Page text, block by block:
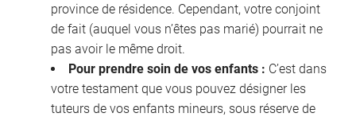
province de résidence. Cependant, votre conjoint
de fait (auquel vous n’êtes pas marié) pourrait ne
pas avoir le même droit.
Pour prendre soin de vos enfants : C’est dans
votre testament que vous pouvez désigner les
tuteurs de vos enfants mineurs, sous réserve de